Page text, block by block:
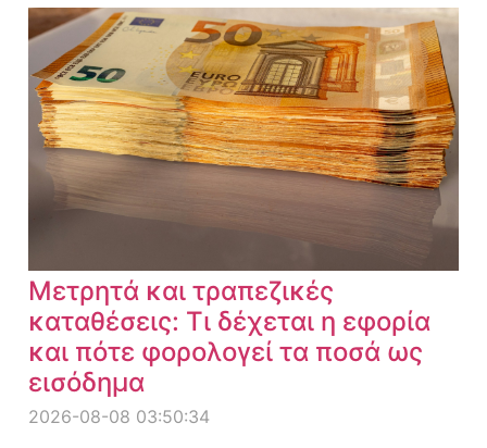
Μετρητά και τραπεζικές
καταθέσεις: Τι δέχεται η εφορία
και πότε φορολογεί τα ποσά ως
εισόδημα
2026-08-08 03:50:34